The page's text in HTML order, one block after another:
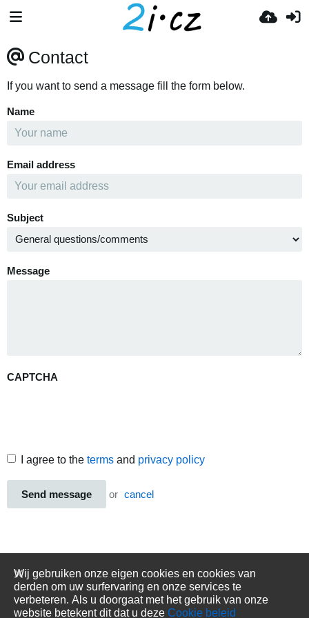
Contact
If you want to send a message fill the form below.
Name
Email address
Subject
Message
CAPTCHA
I agree to the terms and privacy policy
Send message or cancel
Wij gebruiken onze eigen cookies en cookies van
derden om uw surfervaring en onze services te
verbeteren. Als u doorgaat met het gebruik van onze
website betekent dit dat u deze Cookie beleid